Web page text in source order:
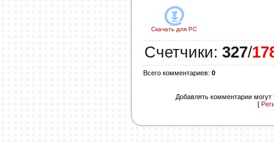
Скачать для PC
Счетчики: 327/
Всего комментариев: 0
Добавлять комментарии могут
[